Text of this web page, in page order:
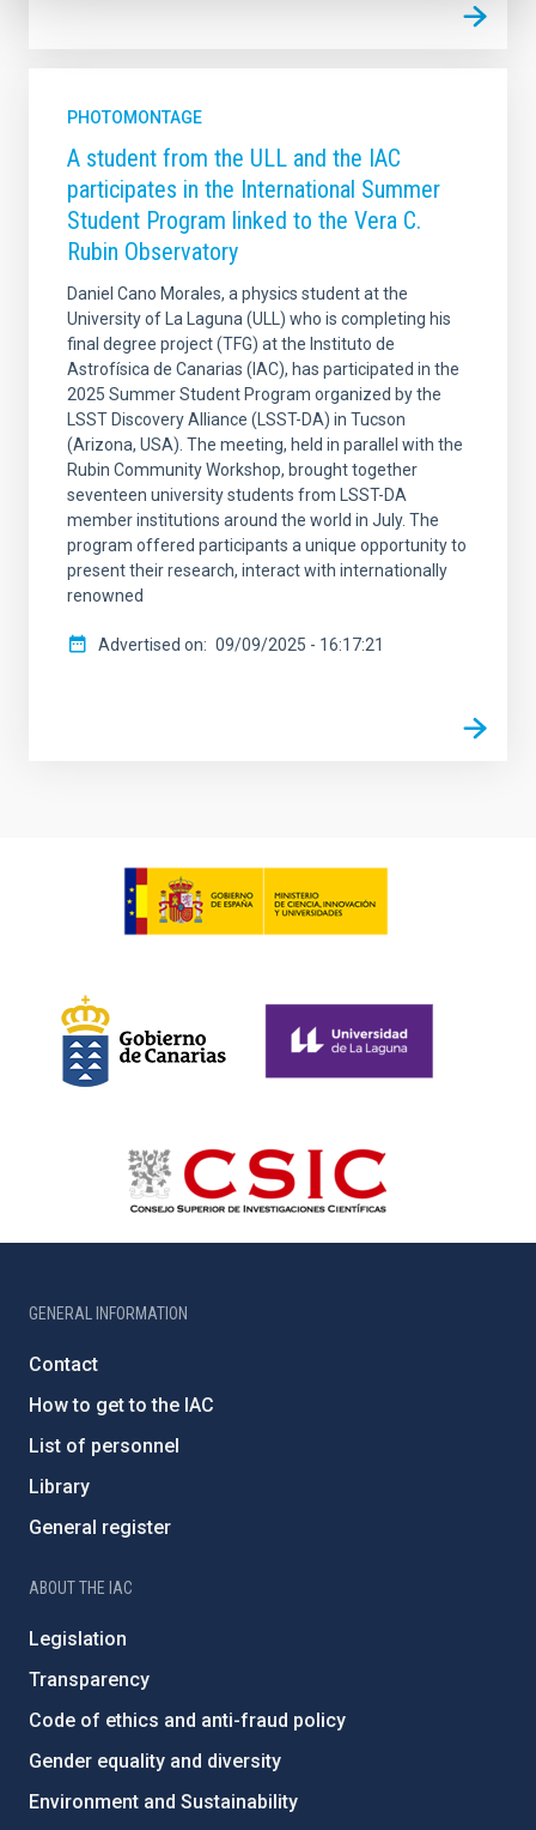
PHOTOMONTAGE
A student from the ULL and the IAC
participates in the International Summer
Student Program linked to the Vera C.
Rubin Observatory
Daniel Cano Morales, a physics student at the
University of La Laguna (ULL) who is completing his
final degree project (TFG) at the Instituto de
Astrofísica de Canarias (IAC), has participated in the
2025 Summer Student Program organized by the
LSST Discovery Alliance (LSST-DA) in Tucson
(Arizona, USA). The meeting, held in parallel with the
Rubin Community Workshop, brought together
seventeen university students from LSST-DA
member institutions around the world in July. The
program offered participants a unique opportunity to
present their research, interact with internationally
renowned
Advertised on 09/09/2025 - 16:17:21
GENERAL INFORMATION
Contact
How to get to the IAC
List of personnel
Library
General register
ABOUT THE IAC
Legislation
Transparency
Code of ethics and anti-fraud policy
Gender equality and diversity
Environment and Sustainability